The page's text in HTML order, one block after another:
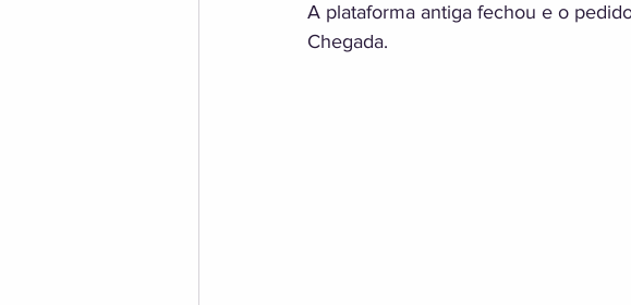
A plataforma antiga fechou e o
Chegada.